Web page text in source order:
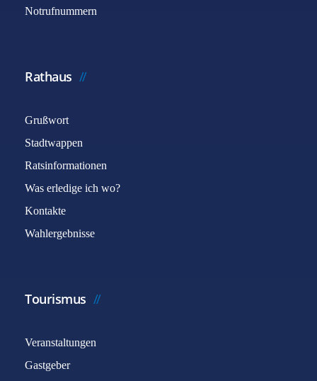
Notrufnummern
Rathaus
Grußwort
Stadtwappen
Ratsinformationen
Was erledige ich wo?
Kontakte
Wahlergebnisse
Tourismus
Veranstaltungen
Gastgeber